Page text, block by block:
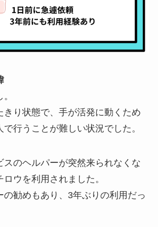
きり状態で、手が活発に動くため
行うことが難しい状況でした。
スのヘルパーが突然来られなくな
ロウを利用されました。
の勧めもあり、3年ぶりの利用だっ